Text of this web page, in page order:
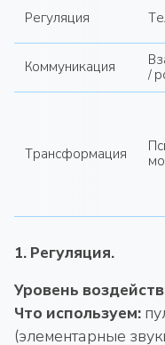
Регуляция
Коммуникация
/
Трансформация
1. Регуляция.
Уровень
Что используем:
(элементарные